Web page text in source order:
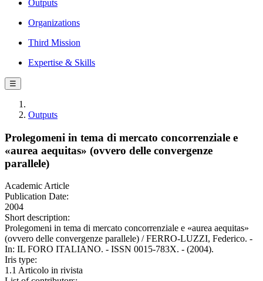
Outputs
Organizations
Third Mission
Expertise & Skills
☰
Outputs
Prolegomeni in tema di mercato concorrenziale e
«aurea aequitas» (ovvero delle convergenze
parallele)
Academic Article
Publication Date:
2004
Short description:
Prolegomeni in tema di mercato concorrenziale e «aurea aequitas»
(ovvero delle convergenze parallele) / FERRO-LUZZI, Federico. -
In: IL FORO ITALIANO. - ISSN 0015-783X. - (2004).
Iris type:
1.1 Articolo in rivista